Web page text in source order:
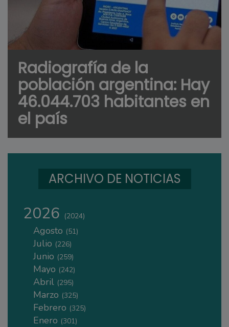
Radiografía de la
población argentina: Hay
46.044.703 habitantes en
el país
ARCHIVO DE NOTICIAS
2026 (2024)
Agosto (51)
Julio (226)
Junio (259)
Mayo (242)
Abril (295)
Marzo (325)
Febrero (325)
Enero (301)